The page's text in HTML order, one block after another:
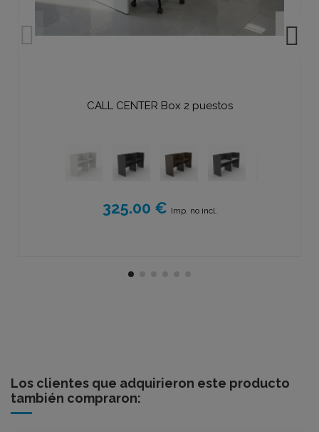
CALL CENTER Box 2 puestos
325.00 € Imp. no incl.
Los clientes que adquirieron este producto
también compraron: